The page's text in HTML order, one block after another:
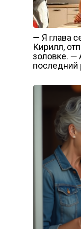
— Я глава
Кирилл,
золовке. —
последний